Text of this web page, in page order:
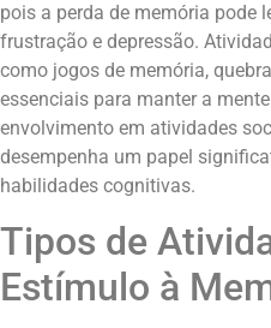
pois a perda de memória pode
frustração e depressão.
como jogos de memória,
essenciais para manter a
envolvimento em atividades
desempenha um papel
habilidades cognitivas.
Tipos de
Estímulo à